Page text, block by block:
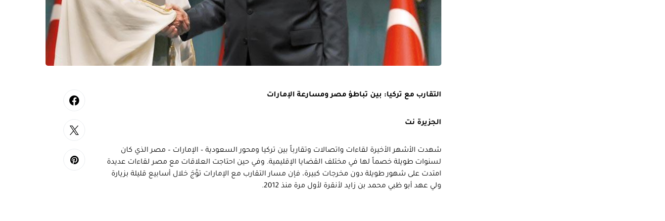
التقارب مع تركيا: بين تباطؤ مصر ومسارعة الإمارات
الجزيرة نت
شهدت الأشهر الأخيرة لقاءات واتصالات وتقارباً بين تركيا ومحور السعودية – الإمارات – مصر الذي كان
لسنوات طويلة خصماً لها في مختلف القضايا الإقليمية. وفي حين احتاجت العلاقات مع مصر لقاءات عديدة
امتدت على شهور طويلة دون مخرجات كبيرة، فإن مسار التقارب مع الإمارات توِّجَ خلال أسابيع قليلة بزيارة
ولي عهد أبو ظبي محمد بن زايد لأنقرة لأول مرة منذ 2012.